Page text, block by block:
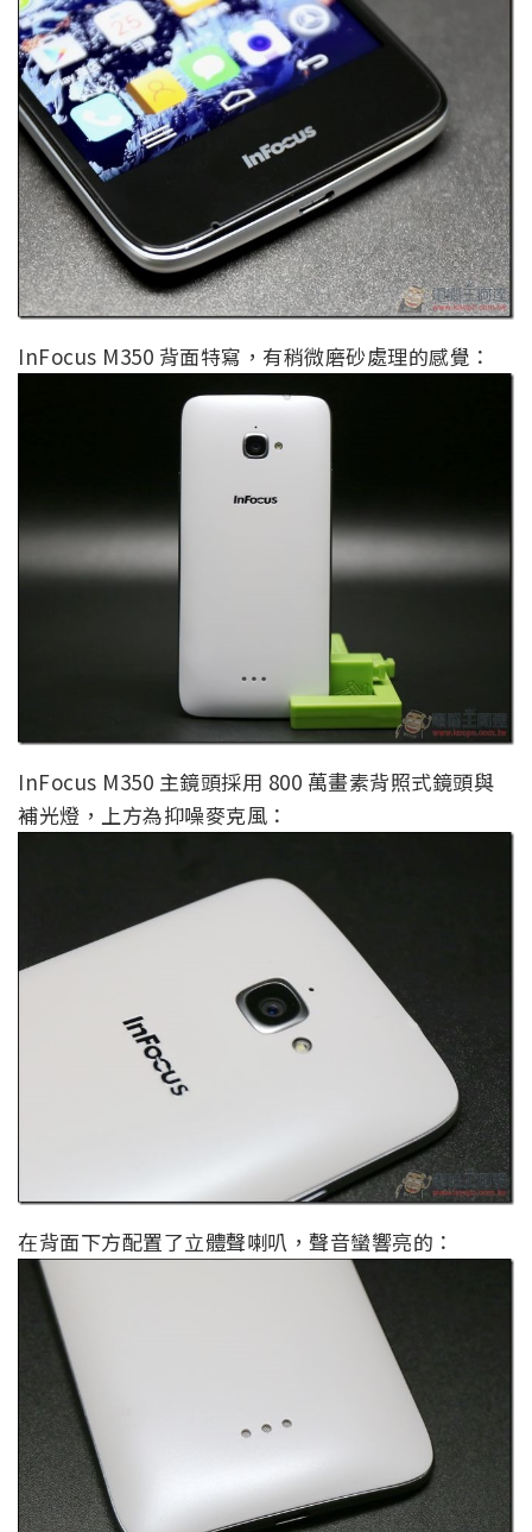
InFocus M350 背面特寫，有稍微磨砂處理的感覺：
InFocus M350 主鏡頭採用 800 萬畫素背照式鏡頭與
補光燈，上方為抑噪麥克風：
在背面下方配置了立體聲喇叭，聲音蠻響亮的：